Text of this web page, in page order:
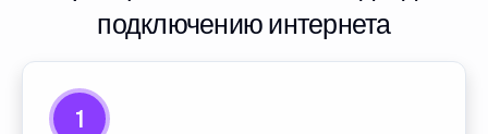
подключению интернета
1